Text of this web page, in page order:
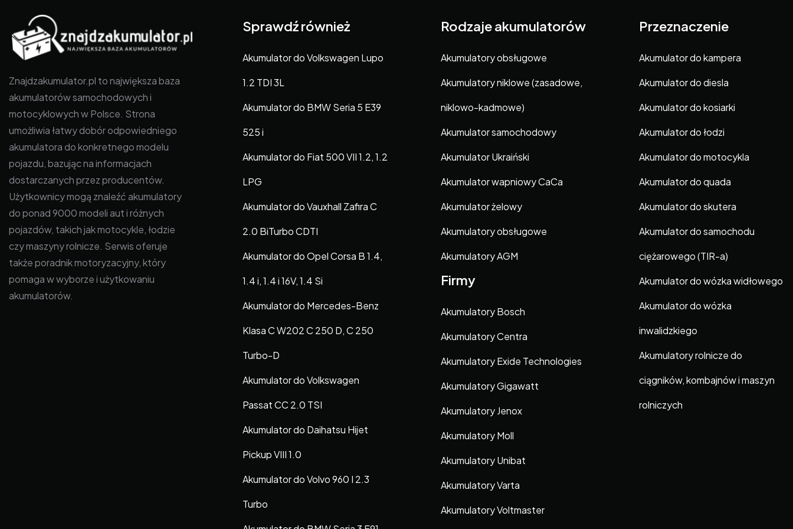
Znajdzakumulator.pl to największa baza
akumulatorów samochodowych i
motocyklowych w Polsce. Strona
umożliwia łatwy dobór odpowiedniego
akumulatora do konkretnego modelu
pojazdu, bazując na informacjach
dostarczanych przez producentów.
Użytkownicy mogą znaleźć akumulatory
do ponad 9000 modeli aut i różnych
pojazdów, takich jak motocykle, łodzie
czy maszyny rolnicze. Serwis oferuje
także poradnik motoryzacyjny, który
pomaga w wyborze i użytkowaniu
akumulatorów.
Sprawdź również
Akumulator do Volkswagen Lupo
1.2 TDI 3L
Akumulator do BMW Seria 5 E39
525 i
Akumulator do Fiat 500 VII 1.2, 1.2
LPG
Akumulator do Vauxhall Zafira C
2.0 BiTurbo CDTI
Akumulator do Opel Corsa B 1.4,
1.4 i, 1.4 i 16V, 1.4 Si
Akumulator do Mercedes-Benz
Klasa C W202 C 250 D, C 250
Turbo-D
Akumulator do Volkswagen
Passat CC 2.0 TSI
Akumulator do Daihatsu Hijet
Pickup VIII 1.0
Akumulator do Volvo 960 I 2.3
Turbo
Rodzaje akumulatorów
Akumulatory obsługowe
Akumulatory niklowe (zasadowe,
niklowo-kadmowe)
Akumulator samochodowy
Akumulator Ukraiński
Akumulator wapniowy CaCa
Akumulator żelowy
Akumulatory obsługowe
Akumulatory AGM
Firmy
Akumulatory Bosch
Akumulatory Centra
Akumulatory Exide Technologies
Akumulatory Gigawatt
Akumulatory Jenox
Akumulatory Moll
Akumulatory Unibat
Akumulatory Varta
Akumulatory Voltmaster
Przeznaczenie
Akumulator do kampera
Akumulator do diesla
Akumulator do kosiarki
Akumulator do łodzi
Akumulator do motocykla
Akumulator do quada
Akumulator do skutera
Akumulator do samochodu
ciężarowego (TIR-a)
Akumulator do wózka widłowego
Akumulator do wózka
inwalidzkiego
Akumulatory rolnicze do
ciągników, kombajnów i maszyn
rolniczych